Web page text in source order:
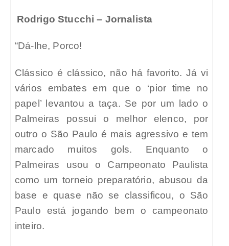
Rodrigo Stucchi – Jornalista
“Dá-lhe, Porco!
Clássico é clássico, não há favorito. Já vi
vários embates em que o ‘pior time no
papel’ levantou a taça. Se por um lado o
Palmeiras possui o melhor elenco, por
outro o São Paulo é mais agressivo e tem
marcado muitos gols. Enquanto o
Palmeiras usou o Campeonato Paulista
como um torneio preparatório, abusou da
base e quase não se classificou, o São
Paulo está jogando bem o campeonato
inteiro.